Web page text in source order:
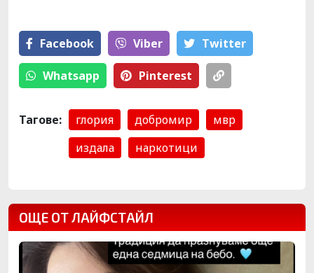
Facebook Viber Тwitter
Whatsapp Pinterest
Тагове: глория добромир
мвр
издала
наркотици
ОЩЕ ОТ ЛАЙФСТАЙЛ